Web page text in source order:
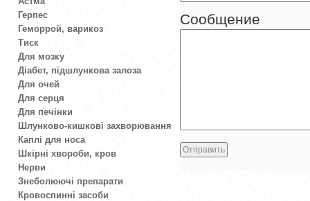
Герпес
Геморрой, варикоз
Тиск
Для мозку
Діабет, підшлункова залоза
Для очей
Для серця
Для печінки
Шлунково-кишкові захворювання
Каплі для носа
Шкірні хвороби, кров
Нерви
Знеболюючі препарати
Кровоспинні засоби
Сообщение